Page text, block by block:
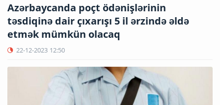
Azərbaycanda poçt ödənişlərinin
təsdiqinə dair çıxarışı 5 il ərzində əldə
etmək mümkün olacaq
22-12-2023 12:50